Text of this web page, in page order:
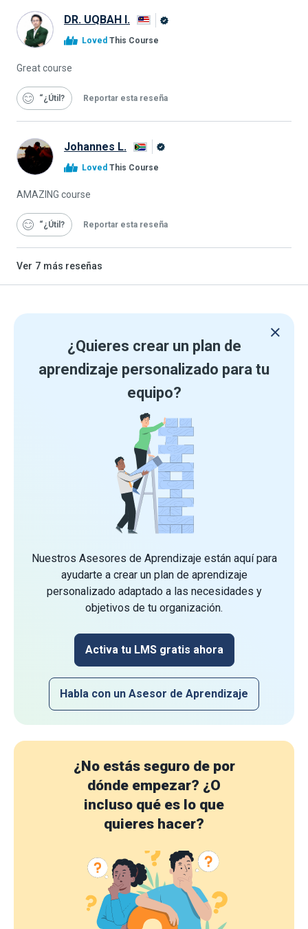
DR. UQBAH I.
Loved This Course
Great course
“¿Útil Reportar esta reseña
Johannes L.
Loved This Course
AMAZING course
“¿Útil Reportar esta reseña
Ver 7 más reseñas
¿Quieres crear un plan de
aprendizaje personalizado para tu
equipo?
Nuestros Asesores de Aprendizaje están aquí para
ayudarte a crear un plan de aprendizaje
personalizado adaptado a las necesidades y
objetivos de tu organización.
Activa tu LMS gratis ahora
Habla con un Asesor de Aprendizaje
¿No estás seguro de por
dónde empezar? ¿O
incluso qué es lo que
quieres hacer?